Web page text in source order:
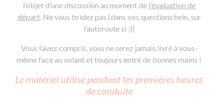
l’objet d’une discussion au moment de l’évaluation de
départ. Ne vous bridez pas (dans vos questions hein, sur
l’autoroute si :))
Vous l’avez compris, vous ne serez jamais livré à vous-
même face au volant et toujours entre de bonnes mains !
Le matériel utilisé pendant les premières heures
de conduite